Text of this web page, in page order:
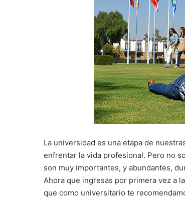
La universidad es una etapa de
enfrentar la vida profesional. Pero no
son muy importantes, y abundantes,
Ahora que ingresas por primera vez a
que como universitario te